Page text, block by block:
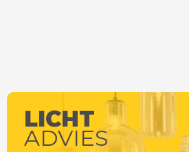
LICHT
ADVIES